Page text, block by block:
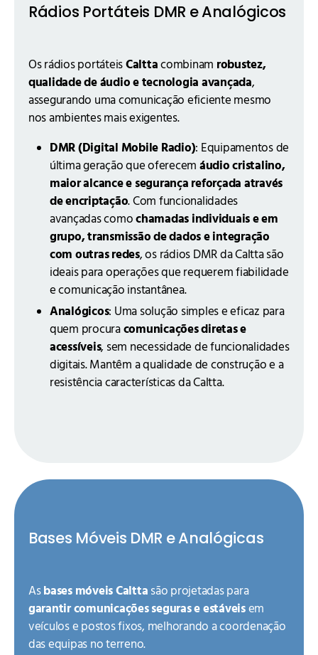
Rádios Portáteis DMR e Analógicos
Os rádios portáteisCalttacombinam robustez,
qualidade de áudio e tecnologia avançada,
assegurando uma comunicação eficiente mesmo
nos ambientes mais exigentes.
DMR (Digital Mobile Radio): Equipamentos de
última geração que oferecem áudio cristalino,
maior alcance e segurança reforçada através
de encriptação. Com funcionalidades
avançadas comochamadas individuais e em
grupo, transmissão de dados e integração
com outras redes, os rádios DMR da Caltta são
ideais para operações que requerem fiabilidade
e comunicação instantânea.
Analógicos: Uma solução simples e eficaz para
quem procuracomunicações diretas e
acessíveis, sem necessidade de funcionalidades
digitais. Mantêm a qualidade de construção e a
resistência características da Caltta.
Bases Móveis DMR e Analógicas
Asbases móveis Caltta são projetadas para
garantir comunicações seguras e estáveisem
veículos e postos fixos, melhorando a coordenação
das equipas no terreno.